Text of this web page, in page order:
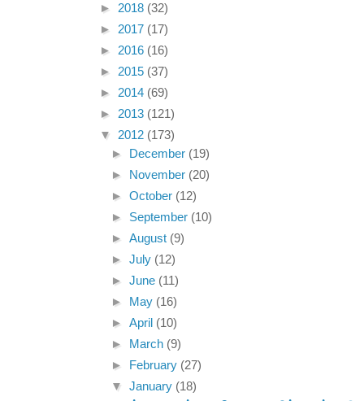
► 2018 (32)
► 2017 (17)
► 2016 (16)
► 2015 (37)
► 2014 (69)
► 2013 (121)
▼ 2012 (173)
►
December (19)
►
November (20)
►October (12)
► September (10)
►August (9)
►July (12)
►June (11)
►
May (16)
►April (10)
►
March (9)
►
February (27)
▼January (18)